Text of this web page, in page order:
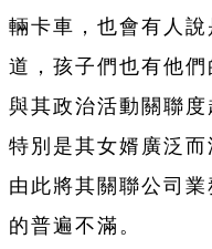
輛卡車，也會有人
道，孩子們也有他
與其政治活動關聯度
特別是其女婿廣泛
由此將其關聯公司
的普遍不滿。